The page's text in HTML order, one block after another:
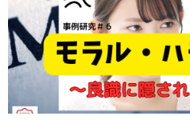
キ
ッ
プ